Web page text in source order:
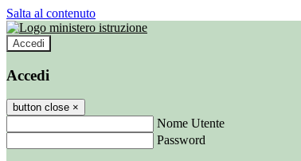
Salta al contenuto
Accedi
Accedi
button close ×
Nome Utente
Password